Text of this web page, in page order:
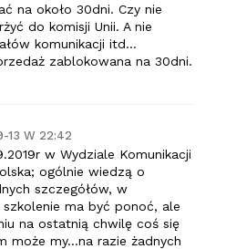
na około 30dni. Czy nie
do komisji Unii. A nie
komunikacji itd…
zablokowana na 30dni.
13 W 22:42
w Wydziale Komunikacji
ogólnie wiedzą o
szczegółów, w
szkolenie ma być ponoć, ale
na ostatnią chwilę coś się
może my…na razie żadnych